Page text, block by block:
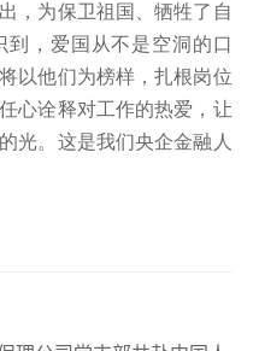
，为保卫祖国、牺牲了自
到，爱国从不是空洞的口
以他们为榜样，扎根岗位
心诠释对工作的热爱，让
光。这是我们央企金融人